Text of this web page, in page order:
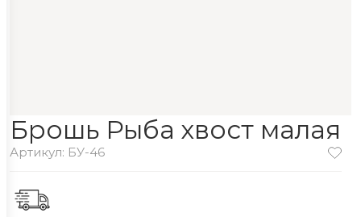
Брошь Рыба хвост малая
Артикул: БУ-46